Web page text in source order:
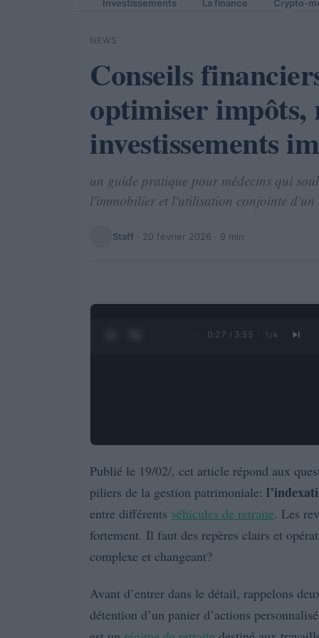
Investissements La finance Crypto-
NEWS
Conseils
optimiser
investissements
un guide pratique pour médecins qui
l'immobilier et l'utilisation conjointe
Staff · 20 février 2026 · 9 min
0:28 / 3:55 1 /4
Publié le 19/02/, cet article répond aux
piliers de la gestion patrimoniale:
entre différents véhicules de retraite. Les
fortement. Il faut des repères clairs et
complexe et changeant?
Avant d’entrer dans le détail, rappelons
détention d’un panier d’actions